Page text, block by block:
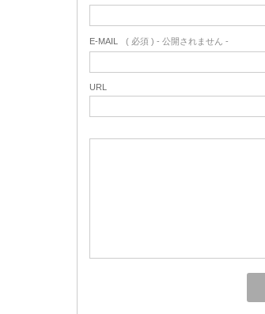
E-MAIL ( 必須 ) - 公開されません -
URL